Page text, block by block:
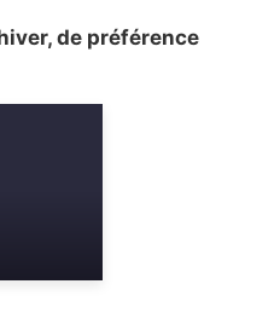
de préférence